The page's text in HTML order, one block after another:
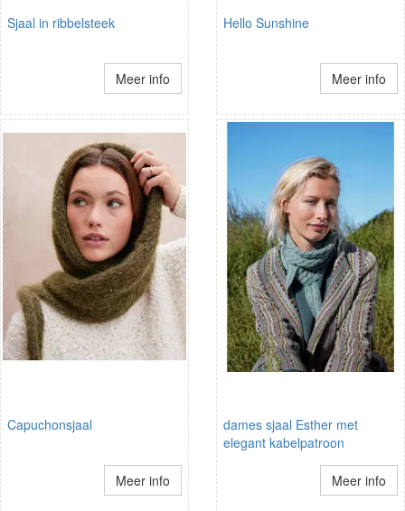
Sjaal in ribbelsteek
Meer info
Hello Sunshine
Meer info
Capuchonsjaal
Meer info
dames sjaal Esther met
elegant kabelpatroon
Meer info